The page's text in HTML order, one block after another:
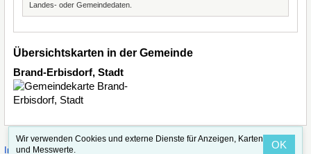
Landes- oder Gemeindedaten.
Übersichtskarten in der Gemeinde
Brand-Erbisdorf, Stadt
Impressum·Straßenindex
Wir verwenden Cookies und externe Dienste für Anzeigen, Karten
und Messwerte.
OK